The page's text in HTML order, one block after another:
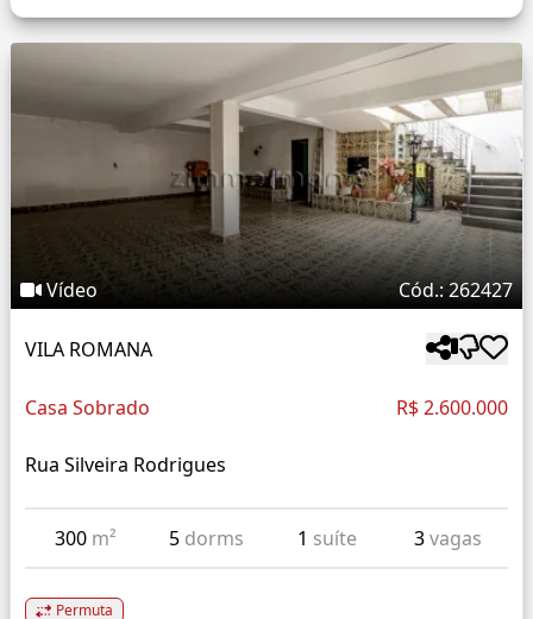
Vídeo Cód.: 262427
VILA ROMANA
Casa Sobrado R$ 2.600.000
Rua Silveira Rodrigues
300 m² 5 dorms 1 suíte 3vagas
Permuta